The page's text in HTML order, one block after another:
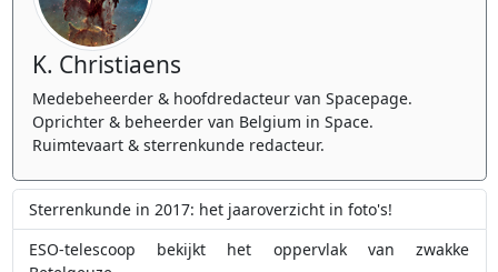
K. Christiaens
Medebeheerder & hoofdredacteur van Spacepage.
Oprichter & beheerder van Belgium in Space.
Ruimtevaart & sterrenkunde redacteur.
Sterrenkunde in 2017: het jaaroverzicht in foto's!
ESO-telescoop bekijkt het oppervlak van zwakke